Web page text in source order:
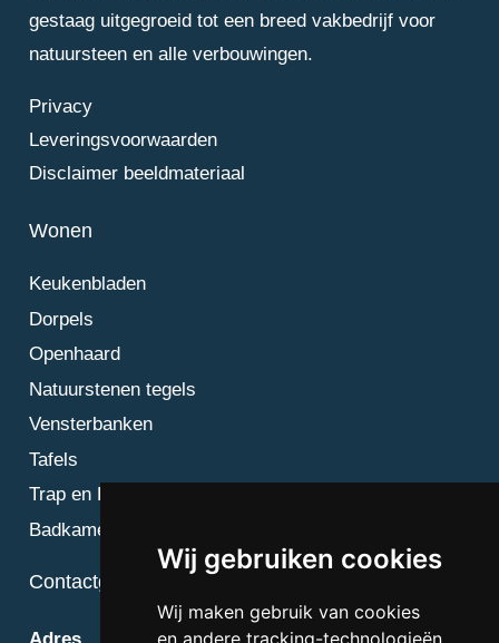
Wij gebruiken cookies
Wij maken gebruik van cookies
en andere tracking-technologieën
gestaag uitgegroeid tot een breed vakbedrijf voor
natuursteen en alle verbouwingen.
Privacy
Leveringsvoorwaarden
Disclaimer beeldmateriaal
Wonen
Keukenbladen
Dorpels
Openhaard
Natuurstenen tegels
Vensterbanken
Tafels
Trap en Bordes
Badkamer
Contactgegevens
Adres